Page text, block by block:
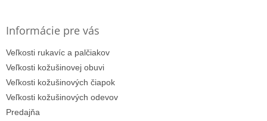
Informácie pre vás
Veľkosti rukavíc a palčiakov
Veľkosti kožušinovej obuvi
Veľkosti kožušinových čiapok
Veľkosti kožušinových odevov
Predajňa